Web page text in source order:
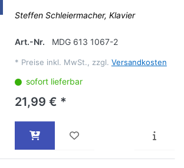
Steffen Schleiermacher, Klavier
Art.-Nr. MDG 613 1067-2
* Preise inkl. MwSt., zzgl. Versandkosten
sofort lieferbar
21,99 € *